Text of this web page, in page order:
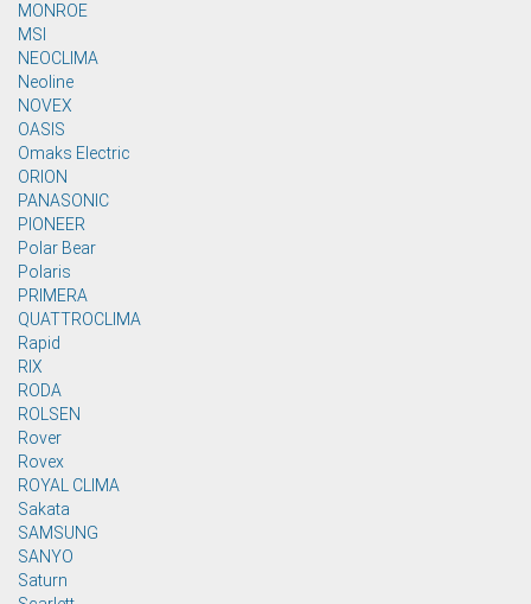
MONROE
MSI
NEOCLIMA
Neoline
NOVEX
OASIS
Omaks Electric
ORION
PANASONIC
PIONEER
Polar Bear
Polaris
PRIMERA
QUATTROCLIMA
Rapid
RIX
RODA
ROLSEN
Rover
Rovex
ROYAL CLIMA
Sakata
SAMSUNG
SANYO
Saturn